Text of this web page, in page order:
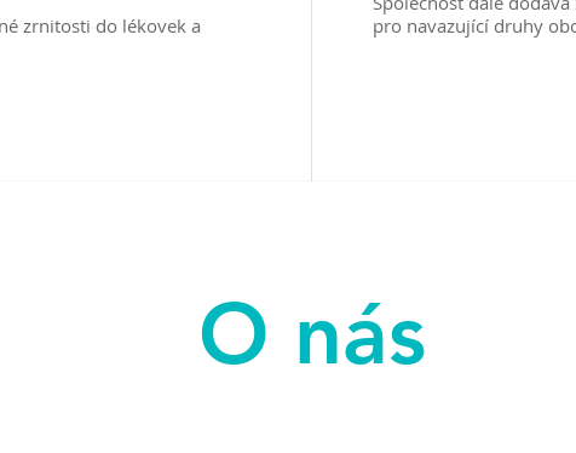
zrnitosti do lékovek a
pro navazující druhy
O nás